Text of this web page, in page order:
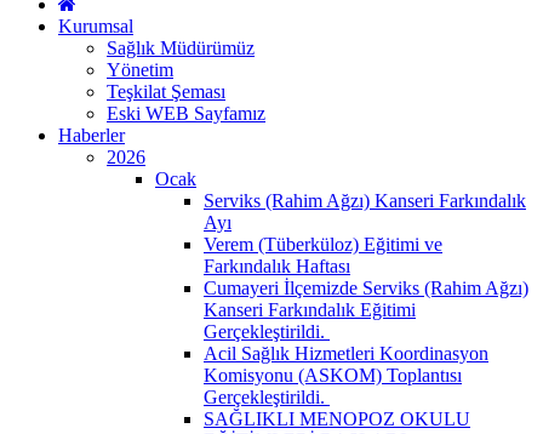
Kurumsal
Sağlık Müdürümüz
Yönetim
Teşkilat Şeması
Eski WEB Sayfamız
Haberler
2026
Ocak
Serviks (Rahim Ağzı) Kanseri Farkındalık
Ayı
Verem (Tüberküloz) Eğitimi ve
Farkındalık Haftası
Cumayeri İlçemizde Serviks (Rahim Ağzı)
Kanseri Farkındalık Eğitimi
Gerçekleştirildi. ​
Acil Sağlık Hizmetleri Koordinasyon
Komisyonu (ASKOM) Toplantısı
Gerçekleştirildi. ​
SAĞLIKLI MENOPOZ OKULU